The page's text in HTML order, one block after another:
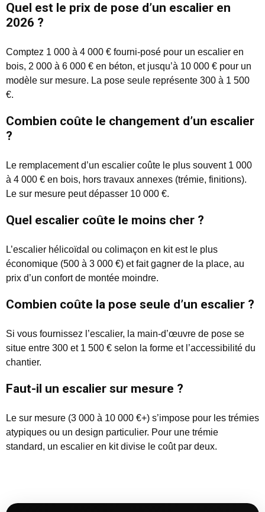
Quel est le prix de pose d’un escalier en
2026 ?
Comptez 1 000 à 4 000 € fourni-posé pour un escalier en
bois, 2 000 à 6 000 € en béton, et jusqu’à 10 000 € pour un
modèle sur mesure. La pose seule représente 300 à 1 500
€.
Combien coûte le changement d’un escalier
?
Le remplacement d’un escalier coûte le plus souvent 1 000
à 4 000 € en bois, hors travaux annexes (trémie, finitions).
Le sur mesure peut dépasser 10 000 €.
Quel escalier coûte le moins cher ?
L’escalier hélicoïdal ou colimaçon en kit est le plus
économique (500 à 3 000 €) et fait gagner de la place, au
prix d’un confort de montée moindre.
Combien coûte la pose seule d’un escalier ?
Si vous fournissez l’escalier, la main-d’œuvre de pose se
situe entre 300 et 1 500 € selon la forme et l’accessibilité du
chantier.
Faut-il un escalier sur mesure ?
Le sur mesure (3 000 à 10 000 €+) s’impose pour les trémies
atypiques ou un design particulier. Pour une trémie
standard, un escalier en kit divise le coût par deux.